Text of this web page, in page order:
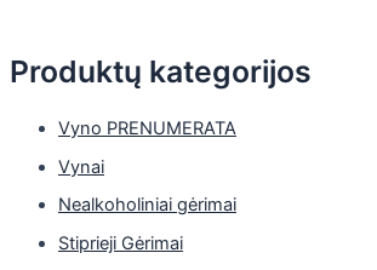
Produktų kategorijos
Vyno PRENUMERATA
Vynai
Nealkoholiniai gėrimai
Stiprieji Gėrimai